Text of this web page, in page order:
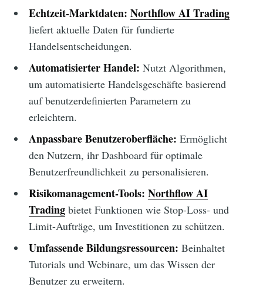
Echtzeit-Marktdaten: Northflow AI Trading
liefert aktuelle Daten für fundierte
Handelsentscheidungen.
Automatisierter Handel: Nutzt Algorithmen,
um automatisierte Handelsgeschäfte basierend
auf benutzerdefinierten Parametern zu
erleichtern.
Anpassbare Benutzeroberfläche: Ermöglicht
den Nutzern, ihr Dashboard für optimale
Benutzerfreundlichkeit zu personalisieren.
Risikomanagement-Tools: Northflow AI
Tradingbietet Funktionen wie Stop-Loss- und
Limit-Aufträge, um Investitionen zu schützen.
Umfassende Bildungsressourcen: Beinhaltet
Tutorials und Webinare, um das Wissen der
Benutzer zu erweitern.